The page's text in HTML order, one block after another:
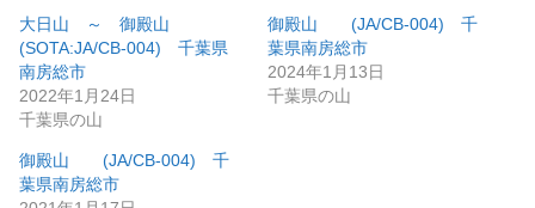
大日山 ～ 御殿山
(SOTA:JA/CB-004) 千葉県
南房総市
2022年1月24日
千葉県の山
御殿山 (JA/CB-004) 千
葉県南房総市
2024年1月13日
千葉県の山
御殿山 (JA/CB-004) 千
葉県南房総市